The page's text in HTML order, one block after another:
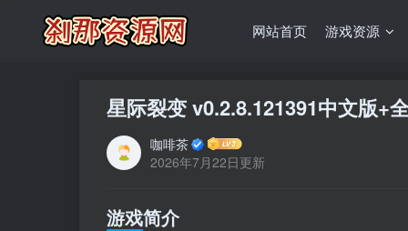
网站首页 游戏资源
星际裂变 v0.2.8.121391中文版+
咖啡茶
2026年7月22日更新
游戏简介